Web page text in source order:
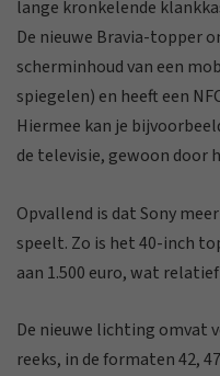
lange kronkelende
De nieuwe Bravia-topper
scherminhoud van een
spiegelen) en heeft een
Hiermee kan je
de televisie, gewoon door
Opvallend is dat Sony
speelt. Zo is het 40-inch
aan 1.500 euro, wat
De nieuwe lichting omvat
reeks, in de formaten 42,